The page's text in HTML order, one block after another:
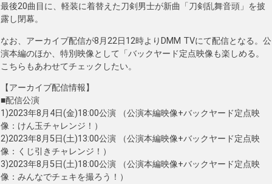
最後20曲目に、軽装に着替えた刀剣男士が新曲「刀剣乱舞音頭」を披
露し閉幕。
なお、アーカイブ配信が8月22日12時よりDMM TVにて配信となる。公
演本編のほか、特別映像として「バックヤード定点映像も楽しめる。
こちらもあわせてチェックしたい。
【アーカイブ配信情報】
■配信公演
1)2023年8月4日(金)18:00公演 （公演本編映像+バックヤード定点映
像：けん玉チャレンジ！）
2)2023年8月5日(土)13:00公演 （公演本編映像+バックヤード定点映
像：くじ引きチャレンジ！）
3)2023年8月5日(土)18:00公演 （公演本編映像+バックヤード定点映
像：みんなでチェキを撮ろう！）